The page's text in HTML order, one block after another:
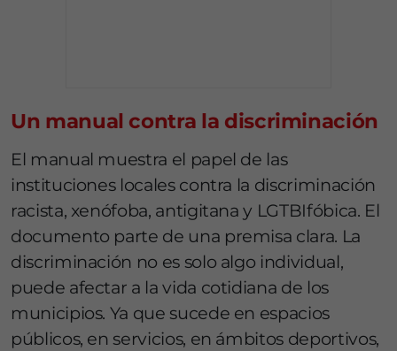
Un manual contra la discriminación
El manual muestra el papel de las
instituciones locales contra la discriminación
racista, xenófoba, antigitana y LGTBIfóbica. El
documento parte de una premisa clara. La
discriminación no es solo algo individual,
puede afectar a la vida cotidiana de los
municipios. Ya que sucede en espacios
públicos, en servicios, en ámbitos deportivos,